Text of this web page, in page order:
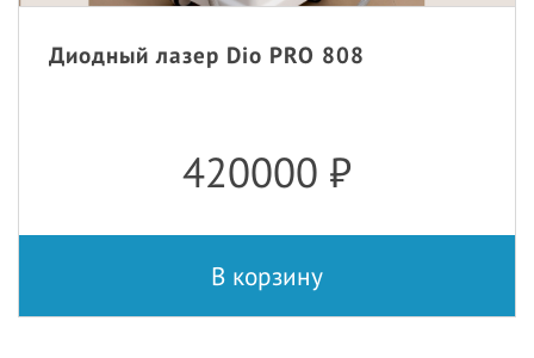
Диодный лазер Dio PRO 808
420000 ₽
В корзину